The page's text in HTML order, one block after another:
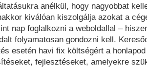
anélkül, hogy nagyobbat
kiválóan kiszolgálja azokat a
nap foglalkozni a weboldallal –
folyamatosan gondozni kell.
esetén havi fix költségért a
fejlesztéseket, amelyekre